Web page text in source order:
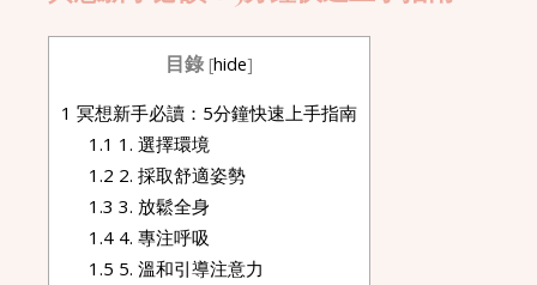
目錄 [hide]
1 冥想新手必讀：5分鐘快速上手指南
1.1 1. 選擇環境
1.2 2. 採取舒適姿勢
1.3 3. 放鬆全身
1.4 4. 專注呼吸
1.5 5. 溫和引導注意力